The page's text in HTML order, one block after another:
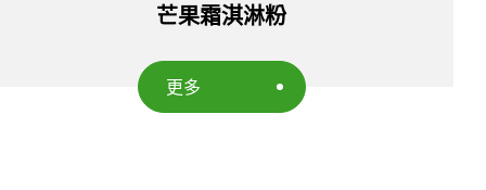
芒果霜淇淋粉
更多